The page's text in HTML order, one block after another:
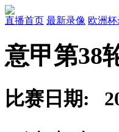
直播首页 最新录像 欧洲杯
意甲第38
比赛日期: